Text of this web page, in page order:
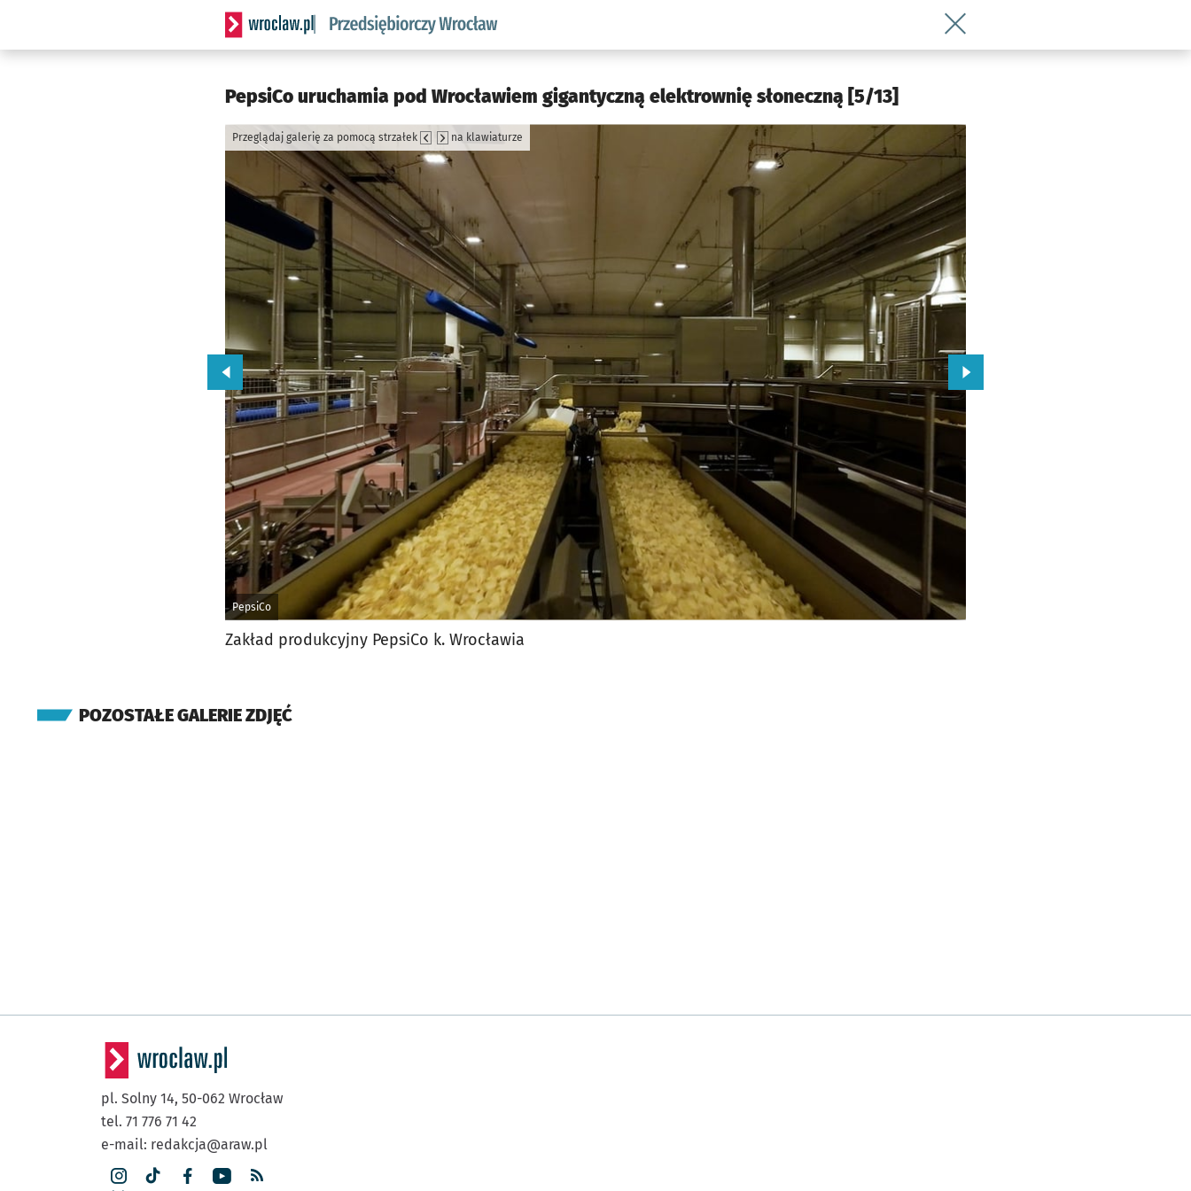
Serwis informacyjny wroclaw.pl podserwis: Strategia rozwoju przedsiębiorczości miasta Wrocławia
Wróć do artykułu PepsiCo uruchamia
PepsiCo uruchamia pod Wrocławiem gigantyczną elektrownię słoneczną [5/13]
PepsiCo
Przeglądaj galerię za pomocą strzałek na klawiaturze
Przejdź do poprzedniego zdjęcia. Przejdź do kolejnego zdjęcia.
Zakład produkcyjny PepsiCo k. Wrocławia
POZOSTAŁE GALERIE ZDJĘĆ
pl. Solny 14, 50-062 Wrocław
tel. 71 776 71 42
e-mail: redakcja@araw.pl